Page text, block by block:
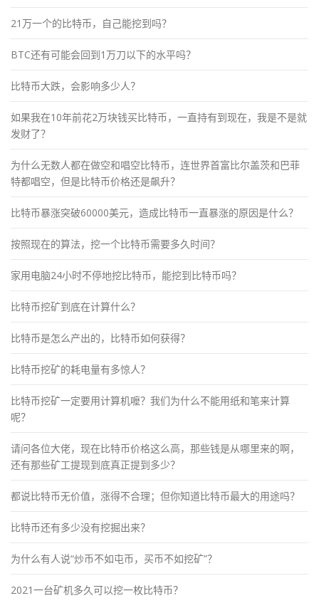
21万一个的比特币，自己能挖到吗？
BTC还有可能会回到1万刀以下的水平吗？
比特币大跌，会影响多少人？
如果我在10年前花2万块钱买比特币，一直持有到现在，我是不是就
发财了？
为什么无数人都在做空和唱空比特币，连世界首富比尔盖茨和巴菲
特都唱空，但是比特币价格还是飙升？
比特币暴涨突破60000美元，造成比特币一直暴涨的原因是什么？
按照现在的算法，挖一个比特币需要多久时间？
家用电脑24小时不停地挖比特币，能挖到比特币吗？
比特币挖矿到底在计算什么？
比特币是怎么产出的，比特币如何获得？
比特币挖矿的耗电量有多惊人？
比特币挖矿一定要用计算机嚒？我们为什么不能用纸和笔来计算
呢？
请问各位大佬，现在比特币价格这么高，那些钱是从哪里来的啊，
还有那些矿工提现到底真正提到多少？
都说比特币无价值，涨得不合理；但你知道比特币最大的用途吗？
比特币还有多少没有挖掘出来？
为什么有人说“炒币不如屯币，买币不如挖矿”？
2021一台矿机多久可以挖一枚比特币？